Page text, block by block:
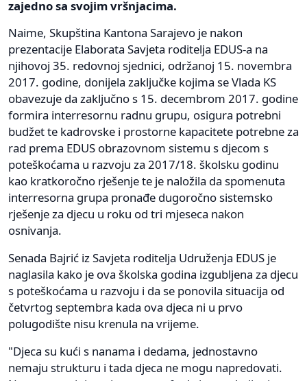
zajedno sa svojim vršnjacima.
Naime, Skupština Kantona Sarajevo je nakon
prezentacije Elaborata Savjeta roditelja EDUS-a na
njihovoj 35. redovnoj sjednici, održanoj 15. novembra
2017. godine, donijela zaključke kojima se Vlada KS
obavezuje da zaključno s 15. decembrom 2017. godine
formira interresornu radnu grupu, osigura potrebni
budžet te kadrovske i prostorne kapacitete potrebne za
rad prema EDUS obrazovnom sistemu s djecom s
poteškoćama u razvoju za 2017/18. školsku godinu
kao kratkoročno rješenje te je naložila da spomenuta
interresorna grupa pronađe dugoročno sistemsko
rješenje za djecu u roku od tri mjeseca nakon
osnivanja.
Senada Bajrić iz Savjeta roditelja Udruženja EDUS je
naglasila kako je ova školska godina izgubljena za djecu
s poteškoćama u razvoju i da se ponovila situacija od
četvrtog septembra kada ova djeca ni u prvo
polugodište nisu krenula na vrijeme.
"Djeca su kući s nanama i dedama, jednostavno
nemaju strukturu i tada djeca ne mogu napredovati.